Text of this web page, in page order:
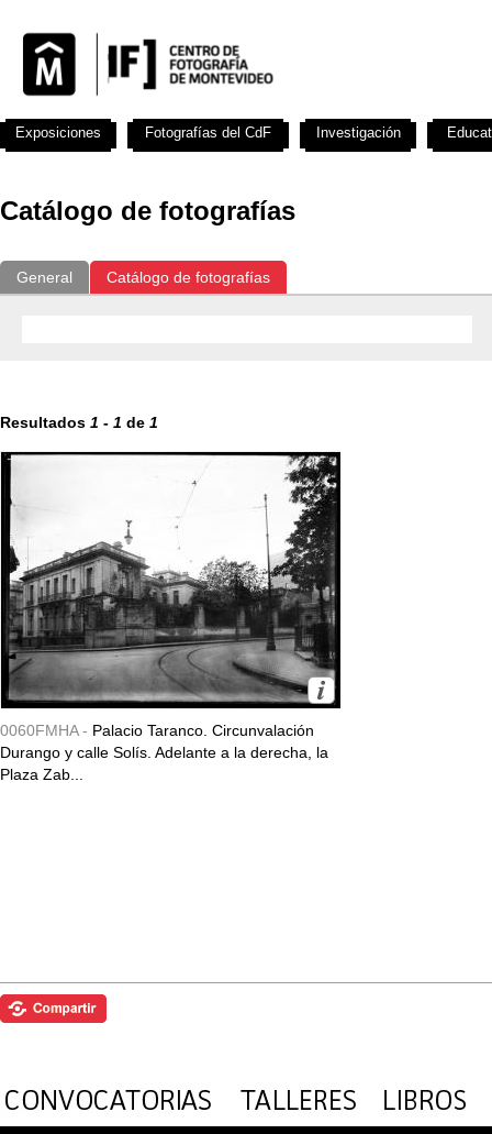
Catálogo de fotografías
General Catálogo de fotografías
Resultados 1 - 1 de 1
0060FMHA - Palacio Taranco. Circunvalación
Durango y calle Solís. Adelante a la derecha, la
Plaza Zab...
Exposiciones Fotografías del CdF Investigación